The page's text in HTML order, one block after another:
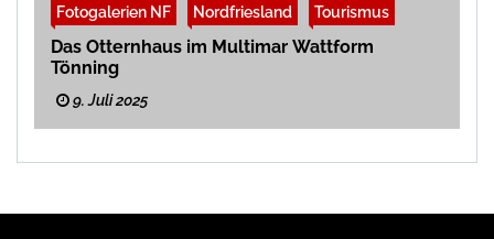
Fotogalerien NF Nordfriesland Tourismus
Das Otternhaus im Multimar Wattform
Tönning
9. Juli 2025